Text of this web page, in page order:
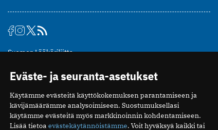
Suomen Lääkäriliitto
00510 Helsinki
puh. (09) 393 091
toimitus@potilaanlaakarilehti.fi
ISSN 2323-9476
Eväste- ja seuranta-asetukset
Käytämme evästeitä käyttökokemuksen parantamiseen ja
kävijämäärämme analysoimiseen. Suostumuksellasi
käytämme evästeitä myös markkinoinnin kohdentamiseen.
Lisää tietoa evästekäytännöistämme. Voit hyväksyä kaikki tai